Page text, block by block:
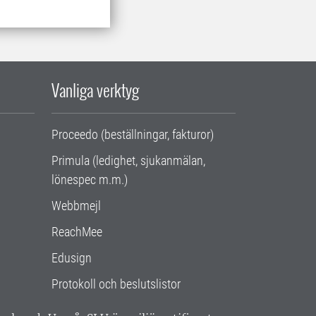
Vanliga verktyg
Proceedo (beställningar, fakturor)
Primula (ledighet, sjukanmälan,
lönespec m.m.)
Webbmejl
ReachMee
Edusign
Protokoll och beslutslistor